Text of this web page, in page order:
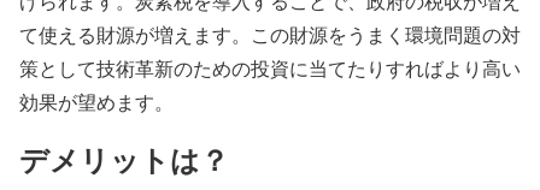
て使える財源が増えます。この財源をうまく環境問題の対
策として技術革新のための投資に当てたりすればより高い
効果が望めます。
デメリットは？